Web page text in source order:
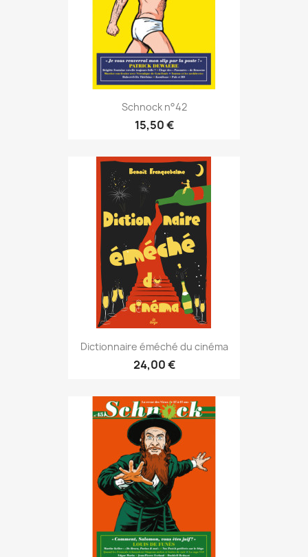
Schnock n°42
15,50 €
Dictionnaire éméché du cinéma
24,00 €